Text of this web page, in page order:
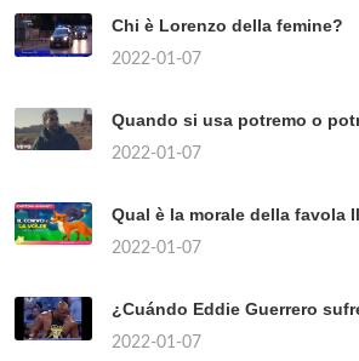
Chi è Lorenzo della femine?
2022-01-07
Quando si usa potremo o
2022-01-07
Qual è la morale della favola
2022-01-07
¿Cuándo Eddie Guerrero
2022-01-07